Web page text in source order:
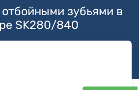
зубьями в
SK280/840